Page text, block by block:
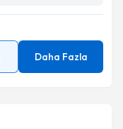
Daha Fazla